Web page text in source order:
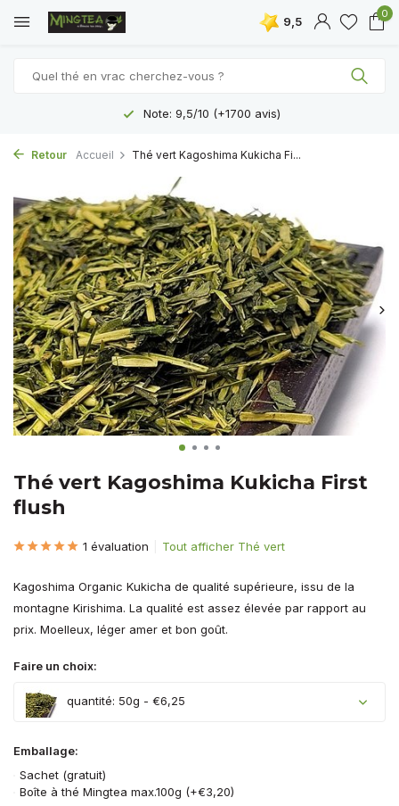
9,5
0
Note: 9,5/10 (+1700 avis)
Retour Accueil Thé vert Kagoshima Kukicha Fi...
Thé vert Kagoshima Kukicha First
flush
1 évaluation Tout afficher Thé vert
Kagoshima Organic Kukicha de qualité supérieure, issu de la
montagne Kirishima. La qualité est assez élevée par rapport au
prix. Moelleux, léger amer et bon goût.
Faire un choix:
quantité: 50g - €6,25
Emballage:
Sachet (gratuit)
Boîte à thé Mingtea max.100g (+€3,20)